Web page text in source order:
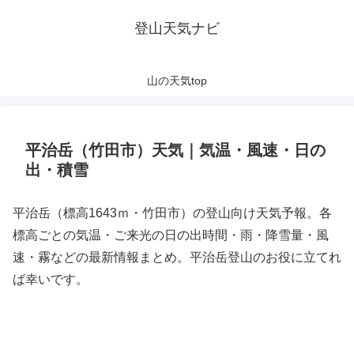
登山天気ナビ
山の天気top
平治岳（竹田市）天気｜気温・風速・日の
出・積雪
平治岳（標高1643ｍ・竹田市）の登山向け天気予報。各
標高ごとの気温・ご来光の日の出時間・雨・降雪量・風
速・霧などの最新情報まとめ。平治岳登山のお役に立てれ
ば幸いです。